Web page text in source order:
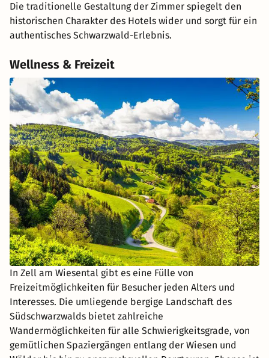
Die traditionelle Gestaltung der Zimmer spiegelt den
historischen Charakter des Hotels wider und sorgt für ein
authentisches Schwarzwald-Erlebnis.
Wellness & Freizeit
In Zell am Wiesental gibt es eine Fülle von
Freizeitmöglichkeiten für Besucher jeden Alters und
Interesses. Die umliegende bergige Landschaft des
Südschwarzwalds bietet zahlreiche
Wandermöglichkeiten für alle Schwierigkeitsgrade, von
gemütlichen Spaziergängen entlang der Wiesen und